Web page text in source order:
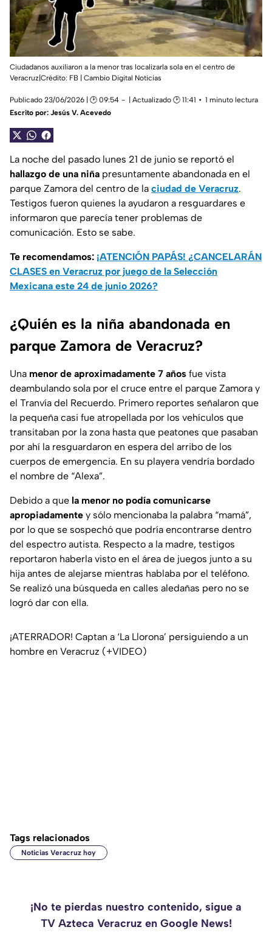
Ciudadanos auxiliaron a la menor tras localizarla sola en el centro de
Veracruz|Crédito: FB | Cambio Digital Noticias
Publicado 23/06/2026 | 🕑 09:54 | Actualizado 🕑 11:41
1 minuto lectura
Escrito por: Jesús V. Acevedo
La noche del pasado lunes 21 de junio se reportó el
hallazgo de una niña presuntamente abandonada en el
parque Zamora del centro de la ciudad de Veracruz.
Testigos fueron quienes la ayudaron a resguardares e
informaron que parecía tener problemas de
comunicación. Esto se sabe.
Te recomendamos: ¡ATENCIÓN PAPÁS! ¿CANCELARÁN
CLASES en Veracruz por juego de la Selección
Mexicana este 24 de junio 2026?
¿Quién es la niña abandonada en
parque Zamora de Veracruz?
Una menor de aproximadamente 7 años fue vista
deambulando sola por el cruce entre el parque Zamora y
el Tranvía del Recuerdo. Primero reportes señalaron que
la pequeña casi fue atropellada por los vehículos que
transitaban por la zona hasta que peatones que pasaban
por ahí la resguardaron en espera del arribo de los
cuerpos de emergencia. En su playera vendría bordado
el nombre de “Alexa”.
Debido a que la menor no podía comunicarse
apropiadamente y sólo mencionaba la palabra “mamá”,
por lo que se sospechó que podría encontrarse dentro
del espectro autista. Respecto a la madre, testigos
reportaron haberla visto en el área de juegos junto a su
hija antes de alejarse mientras hablaba por el teléfono.
Se realizó una búsqueda en calles aledañas pero no se
logró dar con ella.
¡ATERRADOR! Captan a ‘La Llorona’ persiguiendo a un
hombre en Veracruz (+VIDEO)
Tags relacionados
Noticias Veracruz hoy
¡No te pierdas nuestro contenido, sigue a
TV Azteca Veracruz en Google News!